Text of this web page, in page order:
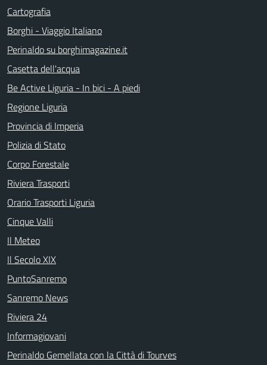
Cartografia
Borghi - Viaggio Italiano
Perinaldo su borghimagazine.it
Casetta dell'acqua
Be Active Liguria - In bici - A piedi
Regione Liguria
Provincia di Imperia
Polizia di Stato
Corpo Forestale
Riviera Trasporti
Orario Trasporti Liguria
Cinque Valli
Il Meteo
Il Secolo XIX
PuntoSanremo
Sanremo News
Riviera 24
Informagiovani
Perinaldo Gemellata con la Città di Tourves